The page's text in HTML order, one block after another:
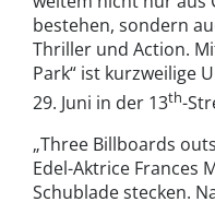
bestehen, sondern
Thriller und Action.
Park“ ist kurzweilige
29. Juni in der 13th-
„Three Billboards
Edel-Aktrice Frances
Schublade stecken.